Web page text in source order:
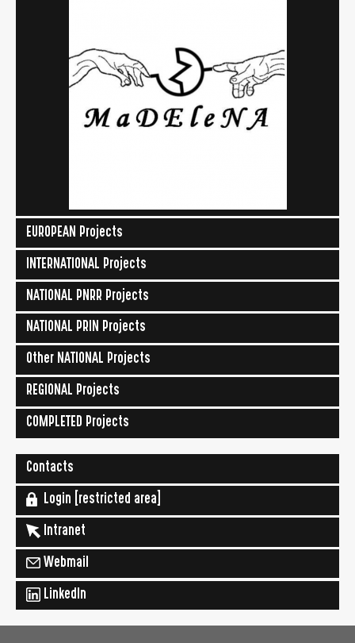
EUROPEAN Projects
INTERNATIONAL Projects
NATIONAL PNRR Projects
NATIONAL PRIN Projects
Other NATIONAL Projects
REGIONAL Projects
COMPLETED Projects
Contacts
Login [restricted area]
Intranet
Webmail
LinkedIn